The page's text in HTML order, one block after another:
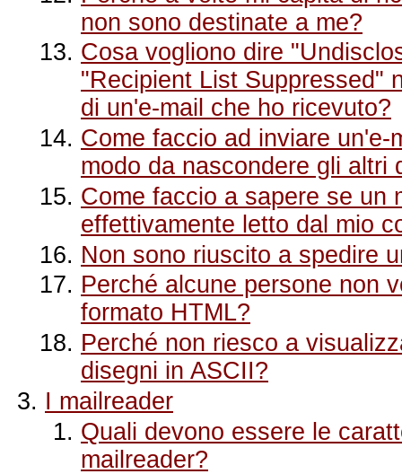
non sono destinate a me?
Cosa vogliono dire
"Recipient List Suppressed"
di un'e-mail che ho ricevuto?
Come faccio ad inviare un'e-
modo da nascondere gli altri
Come faccio a sapere se un
effettivamente letto dal mio
Non sono riuscito a spedire
Perché alcune persone non
formato HTML?
Perché non riesco a
disegni in ASCII?
I mailreader
Quali devono essere le
mailreader?